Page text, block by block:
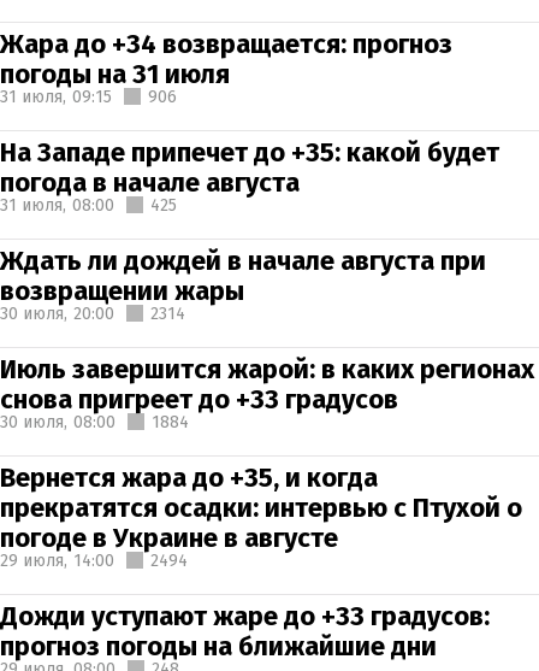
Жара до +34 возвращается: прогноз
погоды на 31 июля
31 июля, 09:15 906
На Западе припечет до +35: какой будет
погода в начале августа
31 июля, 08:00 425
Ждать ли дождей в начале августа при
возвращении жары
30 июля, 20:00 2314
Июль завершится жарой: в каких регионах
снова пригреет до +33 градусов
30 июля, 08:00 1884
Вернется жара до +35, и когда
прекратятся осадки: интервью с Птухой о
погоде в Украине в августе
29 июля, 14:00 2494
Дожди уступают жаре до +33 градусов:
прогноз погоды на ближайшие дни